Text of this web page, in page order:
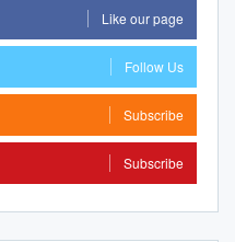
Like our page
Follow Us
Subscribe
Subscribe